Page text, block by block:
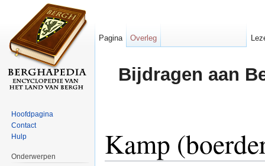
Bijdragen aan
Kamp
Pagina Overleg
Hoofdpagina
Contact
Hulp
Onderwerpen